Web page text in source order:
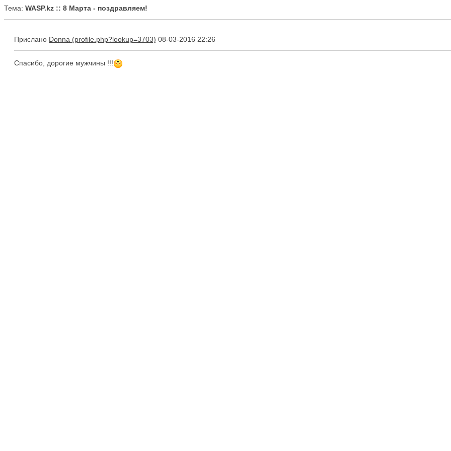
Тема: WASP.kz :: 8 Марта - поздравляем!
Прислано Donna 08-03-2016 22:26
Спасибо, дорогие мужчины !!!